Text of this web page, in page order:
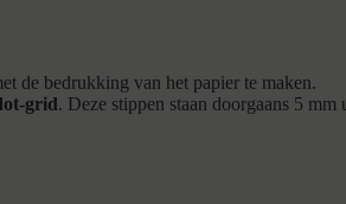
de bedrukking van het papier te maken.
grid. Deze stippen staan doorgaans 5